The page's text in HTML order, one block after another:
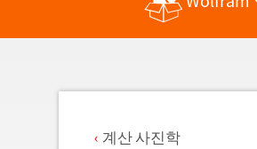
계산 사진학